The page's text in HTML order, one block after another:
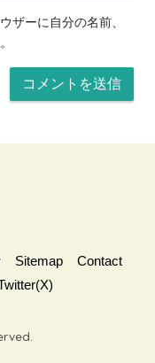
ザーに自分の名前、
Sitemap
Contact